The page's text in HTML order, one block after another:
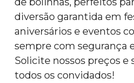
diversão garantida em
aniversários e eventos
sempre com segurança
Solicite nossos preços e
todos os convidados!